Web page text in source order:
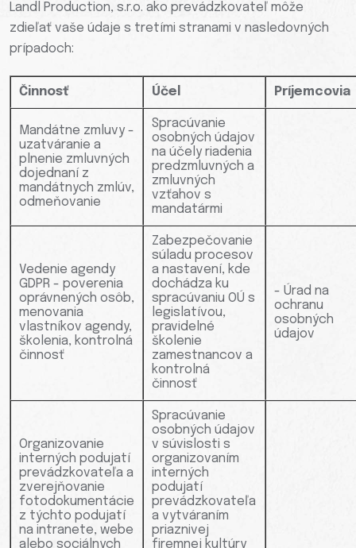
Landl Production, s.r.o. ako prevádzkovateľ môže
zdieľať vaše údaje s tretími stranami v nasledovných
prípadoch:
Činnosť Účel Príjemcovia
Mandátne zmluvy -
uzatváranie a
plnenie zmluvných
dojednaní z
mandátnych zmlúv,
odmeňovanie
Spracúvanie
osobných údajov
na účely riadenia
predzmluvných a
zmluvných
vzťahov s
mandatármi
Vedenie agendy
GDPR - poverenia
oprávnených osôb,
menovania
vlastníkov agendy,
školenia, kontrolná
činnosť
Zabezpečovanie
súladu procesov
a nastavení, kde
dochádza ku
spracúvaniu OÚ s
legislatívou,
pravidelné
školenie
zamestnancov a
kontrolná
činnosť
- Úrad na
ochranu
osobných
údajov
Organizovanie
interných podujatí
prevádzkovateľa a
zverejňovanie
fotodokumentácie
z týchto podujatí
na intranete, webe
alebo sociálnych
Spracúvanie
osobných údajov
v súvislosti s
organizovaním
interných
podujatí
prevádzkovateľa
a vytváraním
priaznivej
firemnej kultúry